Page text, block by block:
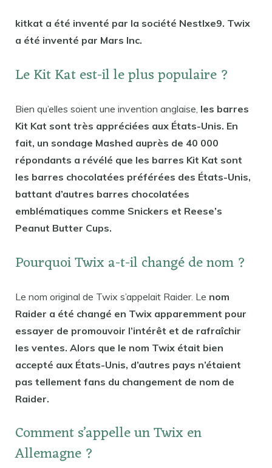
kitkat a été inventé par la société Nestlxe9. Twix
a été inventé par Mars Inc.
Le Kit Kat est-il le plus populaire ?
Bien qu’elles soient une invention anglaise, les barres
Kit Kat sont très appréciées aux États-Unis. En
fait, un sondage Mashed auprès de 40 000
répondants a révélé que les barres Kit Kat sont
les barres chocolatées préférées des États-Unis,
battant d’autres barres chocolatées
emblématiques comme Snickers et Reese’s
Peanut Butter Cups.
Pourquoi Twix a-t-il changé de nom ?
Le nom original de Twix s’appelait Raider. Le nom
Raider a été changé en Twix apparemment pour
essayer de promouvoir l’intérêt et de rafraîchir
les ventes. Alors que le nom Twix était bien
accepté aux États-Unis, d’autres pays n’étaient
pas tellement fans du changement de nom de
Raider.
Comment s’appelle un Twix en
Allemagne ?